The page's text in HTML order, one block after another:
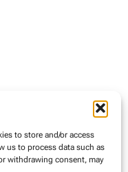
to store and/or access
us to process data such as
withdrawing consent, may